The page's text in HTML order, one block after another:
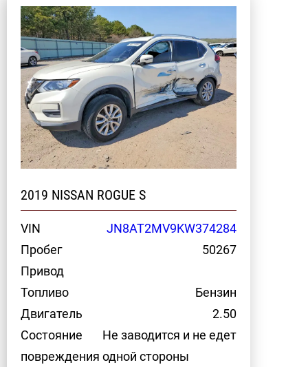
2019 NISSAN ROGUE S
VIN
JN8AT2MV9KW374284
Пробег
50267
Привод
Топливо
Бензин
Двигатель
2.50
Состояние
Не заводится и не едет
повреждения одной стороны